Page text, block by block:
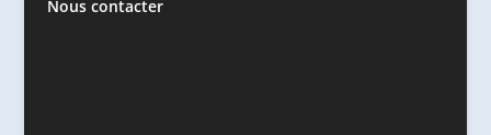
Nous contacter